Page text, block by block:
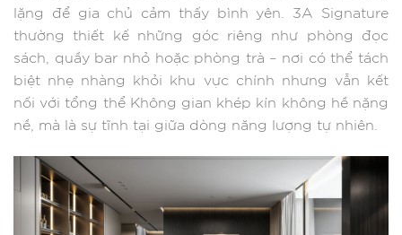
lặng để gia chủ cảm thấy bình yên. 3A Signature
thường thiết kế những góc riêng như phòng đọc
sách, quầy bar nhỏ hoặc phòng trà – nơi có thể tách
biệt nhẹ nhàng khỏi khu vực chính nhưng vẫn kết
nối với tổng thể Không gian khép kín không hề nặng
nề, mà là sự tĩnh tại giữa dòng năng lượng tự nhiên.